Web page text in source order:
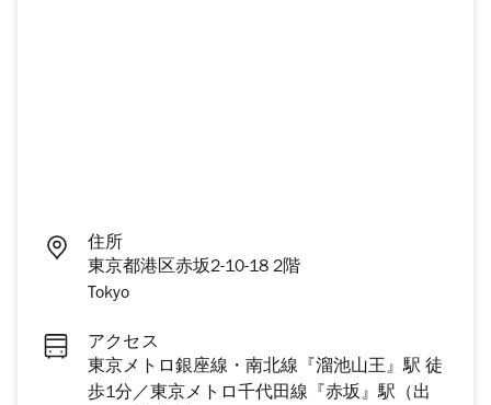
住所
東京都港区赤坂2-10-18 2階
Tokyo
アクセス
東京メトロ銀座線・南北線『溜池山王』駅 徒
歩1分／東京メトロ千代田線『赤坂』駅（出